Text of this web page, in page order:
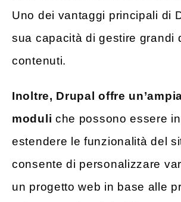
Uno dei vantaggi principali di
sua capacità di gestire grandi
contenuti.
Inoltre, Drupal offre
moduli che possono essere
estendere le funzionalità del
consente di personalizzare
un progetto web in base alle